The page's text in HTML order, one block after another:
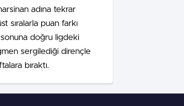
adına tekrar
sıralarla puan farkı
sonuna doğru ligdeki
sergilediği dirençle
bıraktı.